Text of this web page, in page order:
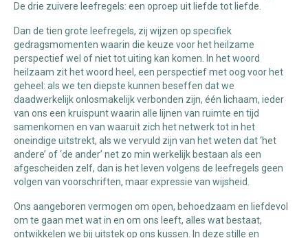
De drie zuivere leefregels: een oproep uit liefde tot liefde.
Dan de tien grote leefregels, zij wijzen op specifiek
gedragsmomenten waarin die keuze voor het heilzame
perspectief wel of niet tot uiting kan komen. In het woord
heilzaam zit het woord heel, een perspectief met oog voor het
geheel: als we ten diepste kunnen beseffen dat we
daadwerkelijk onlosmakelijk verbonden zijn, één lichaam, ieder
van ons een kruispunt waarin alle lijnen van ruimte en tijd
samenkomen en van waaruit zich het netwerk tot in het
oneindige uitstrekt, als we vervuld zijn van het weten dat ‘het
andere’ of ‘de ander’ net zo min werkelijk bestaan als een
afgescheiden zelf, dan is het leven volgens de leefregels geen
volgen van voorschriften, maar expressie van wijsheid.
Ons aangeboren vermogen om open, behoedzaam en liefdevol
om te gaan met wat in en om ons leeft, alles wat bestaat,
ontwikkelen we bij uitstek op ons kussen. In deze stille en